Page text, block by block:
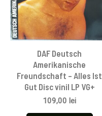
DAF Deutsch
Amerikanische
Freundschaft – Alles Ist
Gut Disc vinil LP VG+
109,00 lei